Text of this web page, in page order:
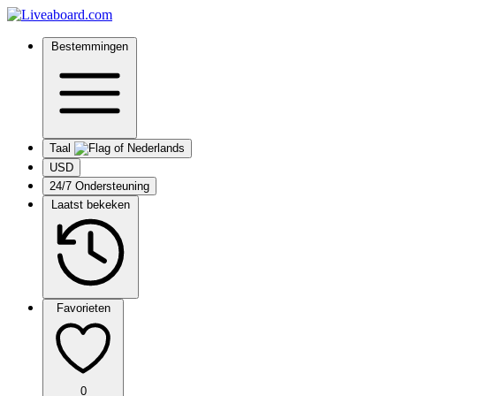
Bestemmingen
Taal
USD
24/7 Ondersteuning
Laatst bekeken
Favorieten
0